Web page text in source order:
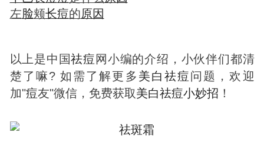
左脸颊长痘的原因
以上是中国祛痘 网小编的介绍，小伙伴们都清
楚了嘛? 如需了解更多 美白 祛痘问题，欢迎
加"痘友"微信，免费获取美白祛痘小妙招 ！